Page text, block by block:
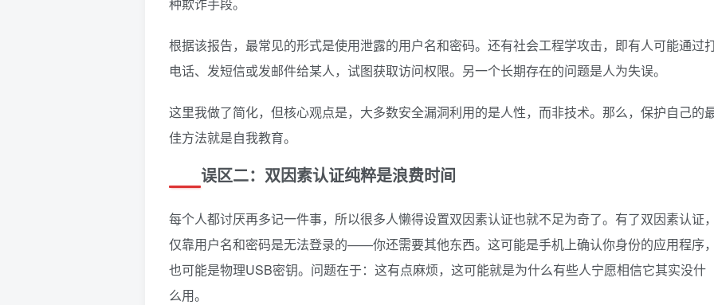
根据该报告，最常见的形式是使用泄露的用户名和密码。还有社会工程学攻击，即有人可能通过
电话、发短信或发邮件给某人，试图获取访问权限。另一个长期存在的问题是人为失误。
这里我做了简化，但核心观点是，大多数安全漏洞利用的是人性，而非技术。那么，保护自己的
佳方法就是自我教育。
误区二：双因素认证纯粹是浪费时间
每个人都讨厌再多记一件事，所以很多人懒得设置双因素认证也就不足为奇了。有了双因素认证
仅靠用户名和密码是无法登录的——你还需要其他东西。这可能是手机上确认你身份的应用程序
也可能是物理USB密钥。问题在于：这有点麻烦，这可能就是为什么有些人宁愿相信它其实没什
么用。